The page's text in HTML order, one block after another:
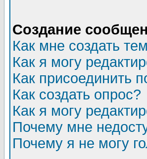
Создание
Как мне создать
Как я могу
Как присоединить
Как создать опрос?
Как я могу
Почему мне
Почему я не могу